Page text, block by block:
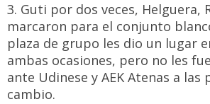
3. Guti por dos veces, Helguera,
marcaron para el conjunto
plaza de grupo les dio un lugar
ambas ocasiones, pero no les
ante Udinese y AEK Atenas a las
cambio.